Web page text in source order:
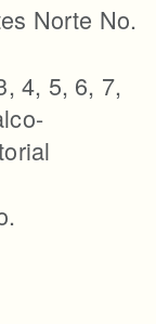
Norte No.
4, 5, 6, 7,